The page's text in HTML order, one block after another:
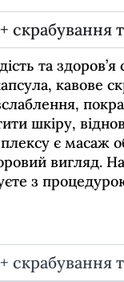
скрабування
та
кавове
шкіру,
є масаж
вигляд.
з
скрабування